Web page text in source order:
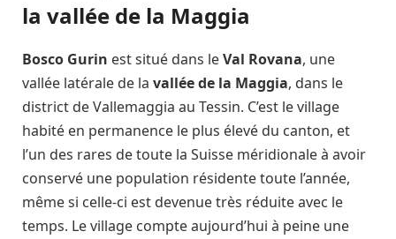
la vallée de la Maggia
Bosco Gurin est situé dans leVal Rovana, une
vallée latérale de la vallée de la Maggia, dans le
district de Vallemaggia au Tessin. C’est le village
habité en permanence le plus élevé du canton, et
l’un des rares de toute la Suisse méridionale à avoir
conservé une population résidente toute l’année,
même si celle-ci est devenue très réduite avec le
temps. Le village compte aujourd’hui à peine une